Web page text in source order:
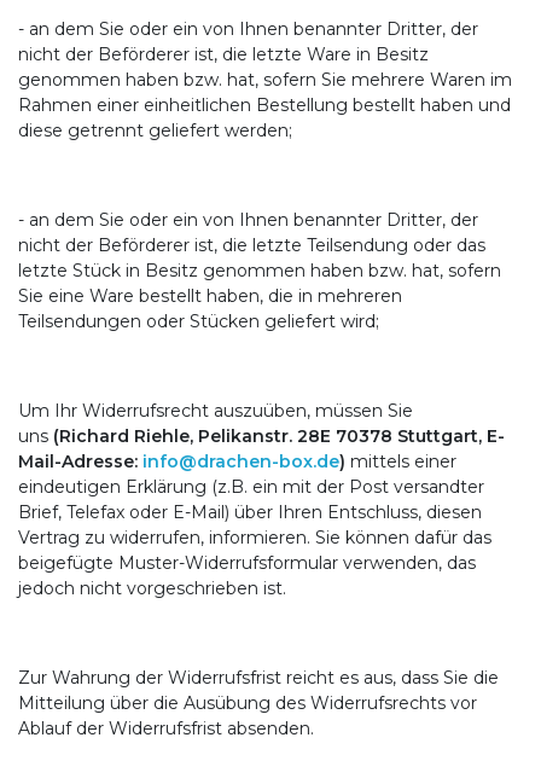
- an dem Sie oder ein von Ihnen benannter Dritter, der
nicht der Beförderer ist, die letzte Ware in Besitz
genommen haben bzw. hat, sofern Sie mehrere Waren im
Rahmen einer einheitlichen Bestellung bestellt haben und
diese getrennt geliefert werden;
- an dem Sie oder ein von Ihnen benannter Dritter, der
nicht der Beförderer ist, die letzte Teilsendung oder das
letzte Stück in Besitz genommen haben bzw. hat, sofern
Sie eine Ware bestellt haben, die in mehreren
Teilsendungen oder Stücken geliefert wird;
Um Ihr Widerrufsrecht auszuüben, müssen Sie
uns (Richard Riehle, Pelikanstr. 28E 70378 Stuttgart, E-
Mail-Adresse: info@drachen-box.de) mittels einer
eindeutigen Erklärung (z.B. ein mit der Post versandter
Brief, Telefax oder E-Mail) über Ihren Entschluss, diesen
Vertrag zu widerrufen, informieren. Sie können dafür das
beigefügte Muster-Widerrufsformular verwenden, das
jedoch nicht vorgeschrieben ist.
Zur Wahrung der Widerrufsfrist reicht es aus, dass Sie die
Mitteilung über die Ausübung des Widerrufsrechts vor
Ablauf der Widerrufsfrist absenden.